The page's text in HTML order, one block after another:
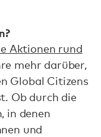
Aktionen rund
mehr darüber,
Global Citizens
Ob durch die
in denen
und